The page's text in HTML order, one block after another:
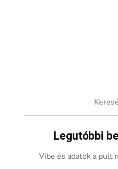
Legutóbbi
Vibe és adatok a pult